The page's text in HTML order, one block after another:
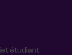
étudiant